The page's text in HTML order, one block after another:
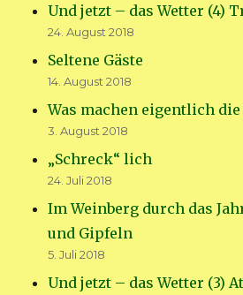
Und jetzt – das Wetter (4)
24. August 2018
Seltene Gäste
14. August 2018
Was machen eigentlich die
3. August 2018
„Schreck“ lich
24. Juli 2018
Im Weinberg durch das
und Gipfeln
5. Juli 2018
Und jetzt – das Wetter (3)